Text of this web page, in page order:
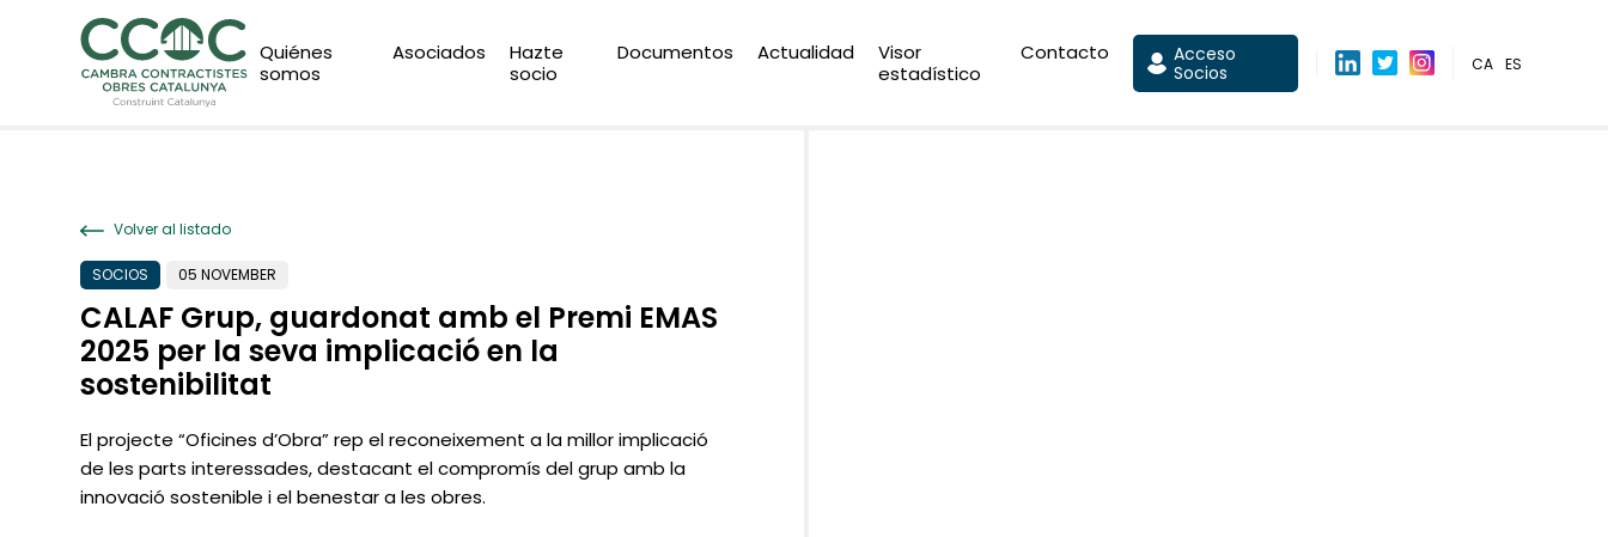
Quiénes
somos
Asociados
Hazte
socio
Documentos Actualidad
Visor
estadístico
Contacto
Acceso
Socios
CA ES
Volver al listado
SOCIOS 05 NOVEMBER
CALAF Grup, guardonat amb el Premi EMAS
2025 per la seva implicació en la
sostenibilitat
El projecte “Oficines d’Obra” rep el reconeixement a la millor implicació
de les parts interessades, destacant el compromís del grup amb la
innovació sostenible i el benestar a les obres.